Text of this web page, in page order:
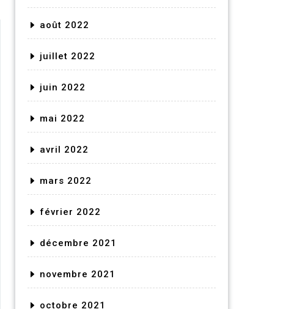
août 2022
juillet 2022
juin 2022
mai 2022
avril 2022
mars 2022
février 2022
décembre 2021
novembre 2021
octobre 2021